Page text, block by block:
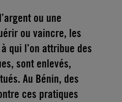
ou une
ou vaincre, les
qui l’on attribue des
sont enlevés,
Au Bénin, des
ces pratiques